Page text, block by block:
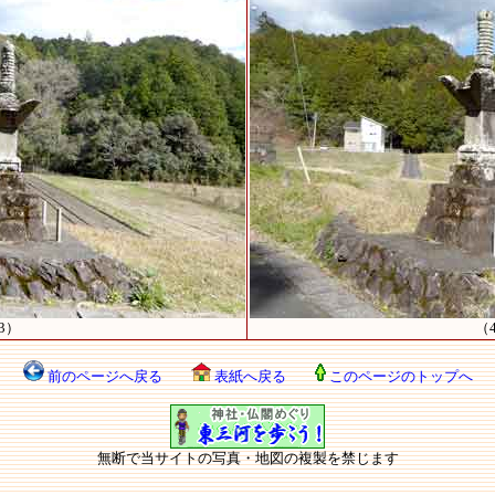
前のページへ戻る 表紙へ戻る このページのトップへ
無断で当サイトの写真・地図の複製を禁じます